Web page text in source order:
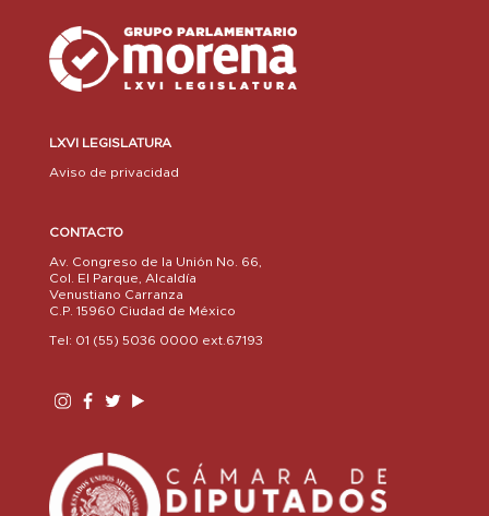
LXVI LEGISLATURA
Aviso de privacidad
CONTACTO
Av. Congreso de la Unión No. 66,
Col. El Parque, Alcaldía
Venustiano Carranza
C.P. 15960 Ciudad de México
Tel: 01 (55) 5036 0000 ext.67193